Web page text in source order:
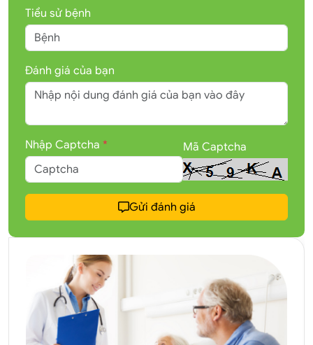
Tiểu sử bệnh
Đánh giá của bạn
Nhập Captcha * Mã Captcha
Gửi đánh giá